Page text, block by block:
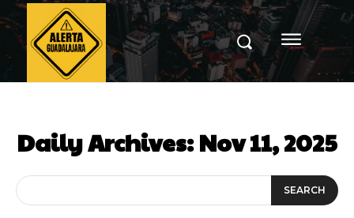
Daily Archives: Nov 11, 2025
SEARCH